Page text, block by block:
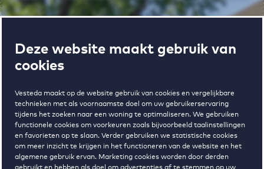
Deze website maakt gebruik van
cookies
Vesteda maakt op de website gebruik van cookies en vergelijkbare
technieken met als voornaamste doel om uw gebruikerservaring
tijdens het zoeken naar een woning te optimaliseren. We gebruiken
functionele cookies om voorkeuren zoals bijvoorbeeld taalinstellingen
en favorieten op te slaan. Verder gebruiken we statistische cookies
om meer inzicht te krijgen in het functioneren van de website en het
algemene gebruik ervan. Marketing cookies worden door derden
Wonen in
Kersengaarde
Regelmatig beschikbaar